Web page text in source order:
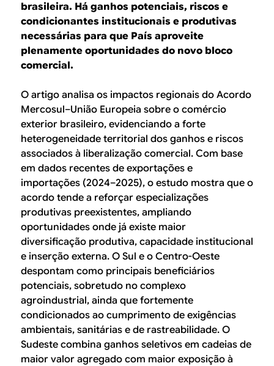
brasileira. Há ganhos potenciais, riscos e
condicionantes institucionais e produtivas
necessárias para que País aproveite
plenamente oportunidades do novo bloco
comercial.
O artigo analisa os impactos regionais do Acordo
Mercosul–União Europeia sobre o comércio
exterior brasileiro, evidenciando a forte
heterogeneidade territorial dos ganhos e riscos
associados à liberalização comercial. Com base
em dados recentes de exportações e
importações (2024–2025), o estudo mostra que o
acordo tende a reforçar especializações
produtivas preexistentes, ampliando
oportunidades onde já existe maior
diversificação produtiva, capacidade institucional
e inserção externa. O Sul e o Centro-Oeste
despontam como principais beneficiários
potenciais, sobretudo no complexo
agroindustrial, ainda que fortemente
condicionados ao cumprimento de exigências
ambientais, sanitárias e de rastreabilidade. O
Sudeste combina ganhos seletivos em cadeias de
maior valor agregado com maior exposição à